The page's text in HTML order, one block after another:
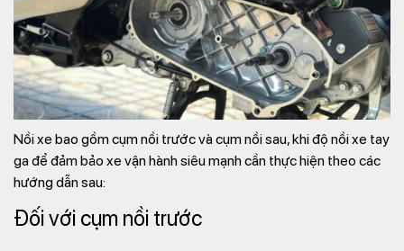
Nồi xe bao gồm cụm nồi trước và cụm nồi sau, khi độ nồi xe tay
ga để đảm bảo xe vận hành siêu mạnh cần thực hiện theo các
hướng dẫn sau:
Đối với cụm nồi trước